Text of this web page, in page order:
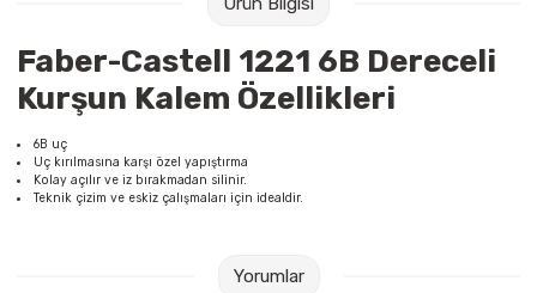
Raptiye & İğneler
Silgiler
Zımba Tel Sökücüleri
Tual
Akrilik Boyalar
Cam Boyaları
Faber-Castell 1221 6B Dereceli
Kurşun Kalem Özellikleri
6B uç
Uç kırılmasına karşı özel yapıştırma
Kolay açılır ve iz bırakmadan silinir.
Teknik çizim ve eskiz çalışmaları için idealdir.
Yorumlar